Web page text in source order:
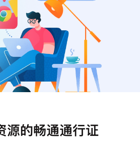
源的畅通通行证